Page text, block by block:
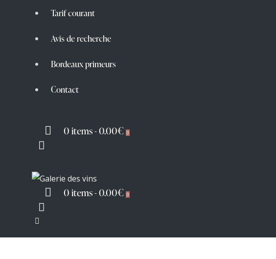
Tarif courant
Avis de recherche
Bordeaux primeurs
Contact
0 items-0.00€ 0
0 items-0.00€ 0